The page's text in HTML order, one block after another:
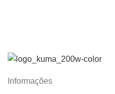
Informações